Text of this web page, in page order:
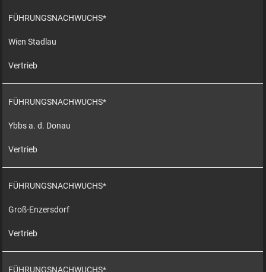
FÜHRUNGSNACHWUCHS*
Wien Stadlau
Vertrieb
FÜHRUNGSNACHWUCHS*
Ybbs a. d. Donau
Vertrieb
FÜHRUNGSNACHWUCHS*
Groß-Enzersdorf
Vertrieb
FÜHRUNGSNACHWUCHS*